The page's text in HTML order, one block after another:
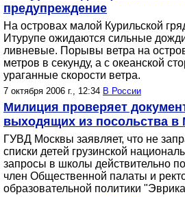
предупреждение
На островах малой Курильской
Итурупе ожидаются сильные
ливневые. Порывы ветра на
метров в секунду, а с океанской
ураганные скорости ветра.
7 октября 2006 г., 12:34 В России
Милиция проверяет
выходящих из посольства в
ГУВД Москвы заявляет, что не
списки детей грузинской
запросы в школы действительно
член Общественной палаты и
образовательной политики